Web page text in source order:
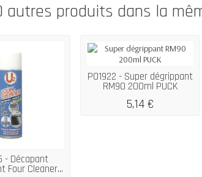
autres produits dans la
- Décapant
Four Cleaner...
P01922 - Super dégrippant
RM90 200ml PUCK
5,14 €